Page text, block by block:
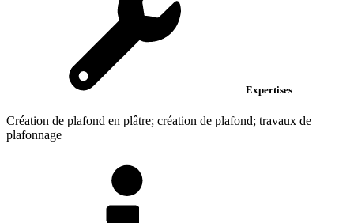
Expertises
Création de plafond en plâtre; création de plafond; travaux de
plafonnage